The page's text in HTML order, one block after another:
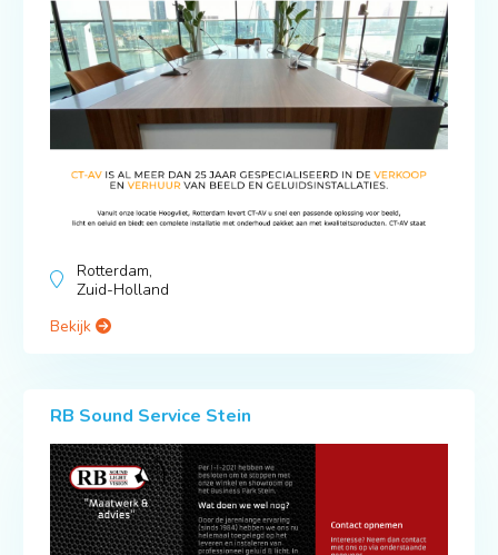
Rotterdam,
Zuid-Holland
Bekijk
RB Sound Service Stein